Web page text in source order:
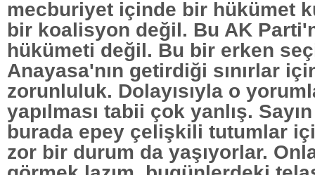
mecburiyet içinde bir hükümet
bir koalisyon değil. Bu AK
hükümeti değil. Bu bir erken
Anayasa'nın getirdiği sınırlar
zorunluluk. Dolayısıyla o
yapılması tabii çok yanlış.
burada epey çelişkili tutumlar
zor bir durum da yaşıyorlar.